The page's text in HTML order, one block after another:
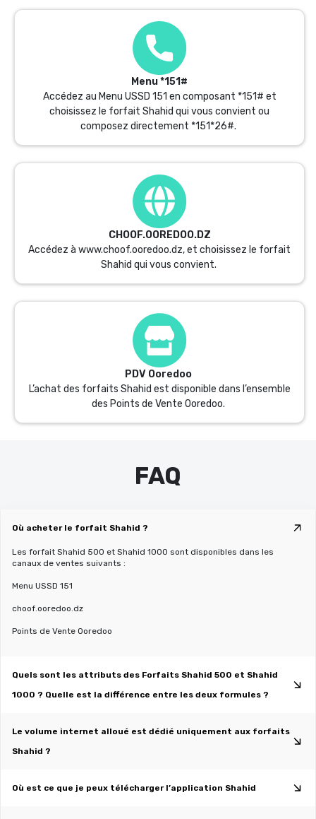
Menu *151#
Accédez au Menu USSD 151 en composant *151# et
choisissez le forfait Shahid qui vous convient ou
composez directement *151*26#.
CHOOF.OOREDOO.DZ
Accédez à www.choof.ooredoo.dz, et choisissez le forfait
Shahid qui vous convient.
PDV Ooredoo
L’achat des forfaits Shahid est disponible dans l’ensemble
des Points de Vente Ooredoo.
FAQ
Où acheter le forfait Shahid ?
Les forfait Shahid 500 et Shahid 1000 sont disponibles dans les
canaux de ventes suivants :
Menu USSD 151
choof.ooredoo.dz
Points de Vente Ooredoo
Quels sont les attributs des Forfaits Shahid 500 et Shahid
1000 ? Quelle est la différence entre les deux formules ?
Le volume internet alloué est dédié uniquement aux forfaits
Shahid ?
Où est ce que je peux télécharger l’application Shahid